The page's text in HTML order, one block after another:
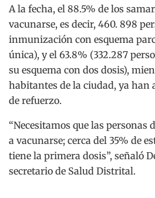
A la fecha, el 88.5% de los
vacunarse, es decir, 460. 898
inmunización con esquema
única), y el 63.8% (332.287
su esquema con dos dosis),
habitantes de la ciudad, ya han
de refuerzo.
“Necesitamos que las personas
a vacunarse; cerca del 35% de
tiene la primera dosis”, señaló
secretario de Salud Distrital.